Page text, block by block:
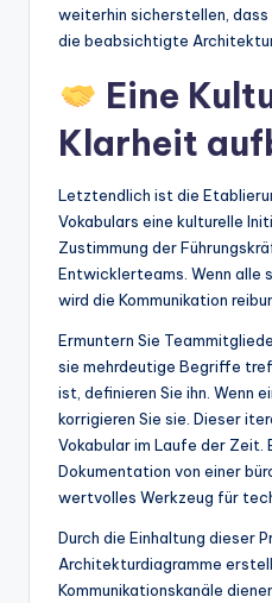
weiterhin sicherstellen,
die beabsichtigte
Eine
Klarheit
Letztendlich ist die
Vokabulars eine kulturelle
Zustimmung der
Entwicklerteams. Wenn alle
wird die Kommunikation
Ermuntern Sie
sie mehrdeutige Begriffe
ist, definieren Sie ihn. Wenn
korrigieren Sie sie. Dieser
Vokabular im Laufe der Zeit.
Dokumentation von einer
wertvolles Werkzeug für
Durch die Einhaltung dieser
Architekturdiagramme
Kommunikationskanäle